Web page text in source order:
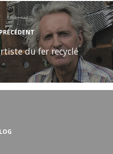
du fer recyclé